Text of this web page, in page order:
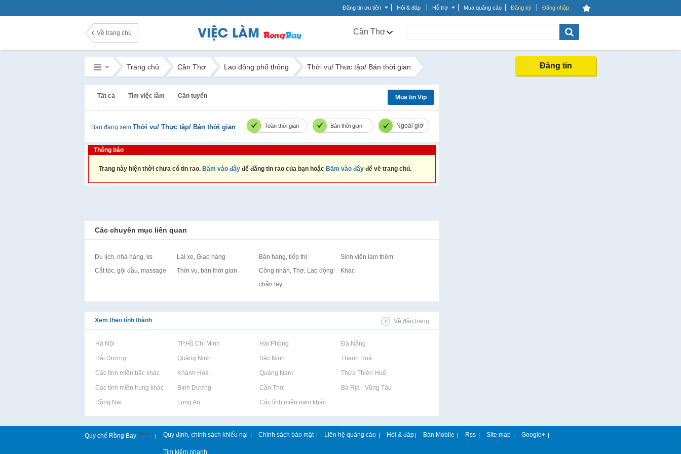
Đăng tin ưu tiên Hỏi & đáp Hỗ trợ Mua quảng cáo Đăng ký Đăng nhập
Về trang chủ Cần Thơ
Trang chủ Cần Thơ Lao động phổ thông Thời vụ/ Thực tập/ Bán thời gian Đăng tin
Tất cả Tìm việc làm Cần tuyển Mua tin Vip
Bạn đang xem Thời vụ/ Thực tập/ Bán thời gian Toàn thời gian Bán thời gian Ngoài giờ
Thông báo
Trang này hiện thời chưa có tin rao. Bấm vào đây để đăng tin rao của bạn hoặc Bấm vào đây để về trang chủ.
Các chuyên mục liên quan
Du lịch, nhà hàng, ks Lái xe, Giao hàng Bán hàng, tiếp thị
Sinh viên làm thêm
Cắt tóc, gội đầu, massage
Thời vụ, bán thời gian
Công nhân, Thợ, Lao động
chân tay
Khác
Xem theo tỉnh thành Về đầu trang
Rao vặt tại Hà Nội Rao vặt tại TP.Hồ Chí Minh Rao vặt tại Hải Phòng Rao vặt tại Đà Nẵng
Rao vặt tại Hải Dương Rao vặt tại Quảng Ninh Rao vặt tại Bắc Ninh Rao vặt tại Thanh Hoá
Rao vặt tại Các tỉnh miền bắc khácRao vặt tại Khánh Hoà Rao vặt tại Quảng Nam Rao vặt tại Thừa Thiên Huế
Rao vặt tại Các tỉnh miền trung khácRao vặt tại Bình Dương Rao vặt tại Cần Thơ Rao vặt tại Bà Rịa - Vũng Tàu
Rao vặt tại Đồng Nai Rao vặt tại Long An Rao vặt tại Các tỉnh miền nam khác
Quy chế Rồng Bay New | Quy định, chính sách khiếu nại | Chính sách bảo mật | Liên hệ quảng cáo | Hỏi & đáp | Bản Mobile | Rss | Site map | Google+ |
Tìm kiếm nhanh